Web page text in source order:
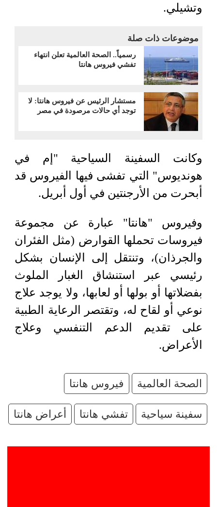
وتشيلي.
موضوعات ذات صلة
رسمياً.. الصحة العالمية تعلن انتهاء
تفشي فيروس هانتا
مستشار الرئيس عن فيروس هانتا: لا
توجد أي حالات مرصودة في مصر
وكانت السفينة السياحية "إم ​في
هونديوس" التي ​تفشى ⁠فيها الفيروس قد
أبحرت من ⁠الأرجنتين ​في ​أول أبريل.
وفيروس "هانتا" عبارة عن مجموعة
فيروسات تحملها القوارض (مثل الفئران
والجرذان)، وتنتقل إلى الإنسان بشكل
رئيسي عبر استنشاق الغبار الملوث
بفضلاتها أو بولها أو لعابها، ولا يوجد علاج
نوعي أو لقاح له، وتقتصر الرعاية الطبية
على تقديم الدعم التنفسي وعلاج
الأعراض.
الصحة ​العالمية فيروس هانتا
سفينة سياحية تفشي هانتا أعراض هانتا